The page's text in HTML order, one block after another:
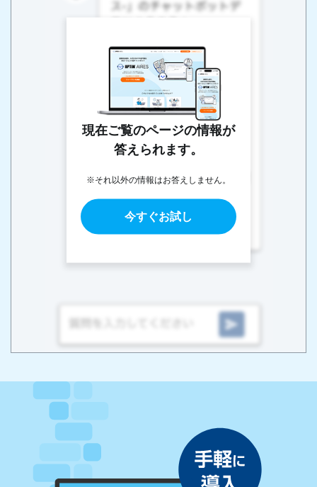
現在ご覧のページの情報が
答えられます。
※それ以外の情報はお答えしません。
今すぐお試し